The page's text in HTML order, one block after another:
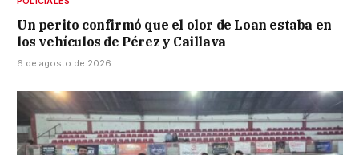
Un perito confirmó que el olor de Loan estaba en
los vehículos de Pérez y Caillava
6 de agosto de 2026